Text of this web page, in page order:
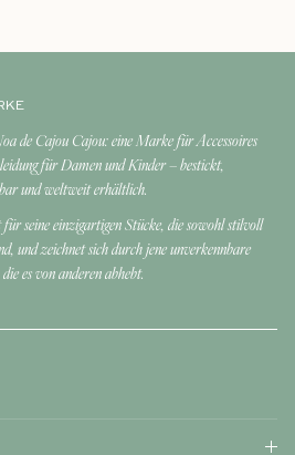
de Cajou Cajou: eine Marke für Accessoires
für Damen und Kinder – bestickt,
und weltweit erhältlich.
seine einzigartigen Stücke, die sowohl stilvoll
und zeichnet sich durch jene unverkennbare
es von anderen abhebt.